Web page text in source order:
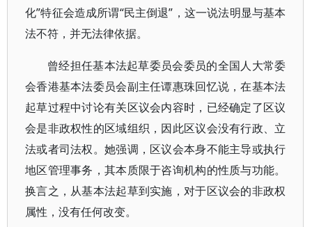
化”特征会造成所谓“民主倒退”，这一说法明显与基本
法不符，并无法律依据。
曾经担任基本法起草委员会委员的全国人大常委
会香港基本法委员会副主任谭惠珠回忆说，在基本法
起草过程中讨论有关区议会内容时，已经确定了区议
会是非政权性的区域组织，因此区议会没有行政、立
法或者司法权。她强调，区议会本身不能主导或执行
地区管理事务，其本质限于咨询机构的性质与功能。
换言之，从基本法起草到实施，对于区议会的非政权
属性，没有任何改变。